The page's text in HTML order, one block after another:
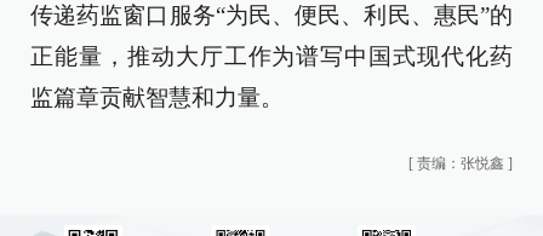
传递药监窗口服务“为民、便民、利民、惠民”的
正能量，推动大厅工作为谱写中国式现代化药
监篇章贡献智慧和力量。
[ 责编：张悦鑫 ]